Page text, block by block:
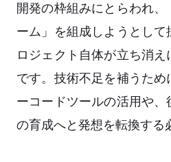
開発の枠組みにとらわれ
ーム」を組成しようとし
ロジェクト自体が立ち消
です。技術不足を補うため
ーコードツールの活用や
の育成へと発想を転換する